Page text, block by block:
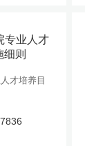
专业人才
则
才培养目
7836